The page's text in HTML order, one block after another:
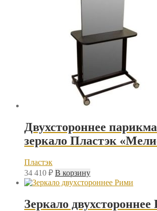
Двухстороннее
зеркало Пластэк
Пластэк
34 410 ₽ В корзину
Зеркало